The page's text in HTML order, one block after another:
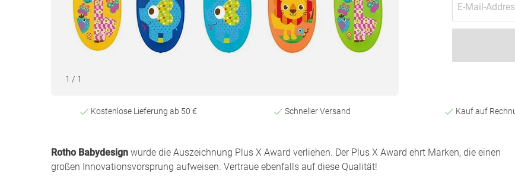
1 / 1
Kostenlose Lieferung ab 50 € Schneller Versand Kauf auf
Rotho Babydesign wurde die Auszeichnung Plus X Award verliehen. Der Plus X Award ehrt Marken, die einen
großen Innovationsvorsprung aufweisen. Vertraue ebenfalls auf diese Qualität!